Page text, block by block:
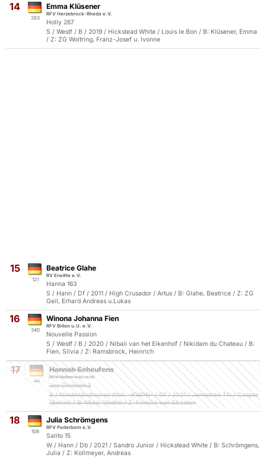
14
263
Emma Klüsener
RFV Herzebrock-Rheda e.V.
Holly 267
S / Westf / B / 2019 / Hickstead White / Louis le Bon / B: Klüsener, Emma
/ Z: ZG Woltring, Franz-Josef u. Ivonne
15
121
Beatrice Glahe
RV Erwitte e.V.
Hanna 163
S / Hann / Df / 2011 / High Crusador / Artus / B: Glahe, Beatrice / Z: ZG
Geil, Erhard Andreas u.Lukas
16
340
Winona Johanna Fien
RFV Brilon u.U. e.V.
Nouvelle Passion
S / Westf / B / 2020 / Nibali van het Eikenhof / Nikidam du Chateau / B:
Fien, Silvia / Z: Ramsbrock, Heinrich
17
49
Hannah Scheufens
RFV Brilon u.U. e.V.
Joy Division 3
S / Niederländisches Wblt. -KWPN- / Df / 2021 / Jamboree TN / Caspar
(Berlin) / B: Mula, Wadim / Z: Familie van Straaten
18
108
Julia Schrömgens
RFV Paderborn e.V.
Salito 15
W / Hann / Db / 2021 / Sandro Junior / Hickstead White / B: Schrömgens,
Julia / Z: Kollmeyer, Andreas